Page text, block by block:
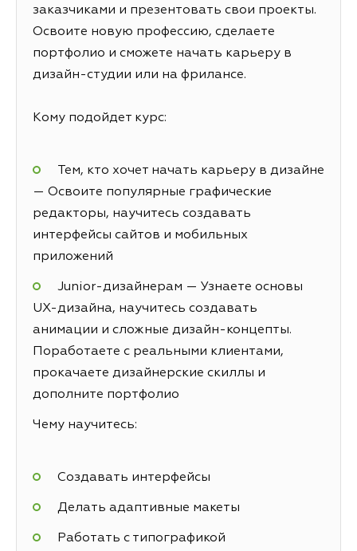
заказчиками и презентовать свои проекты.
Освоите новую профессию, сделаете
портфолио и сможете начать карьеру в
дизайн-студии или на фрилансе.
Кому подойдет курс:
Тем, кто хочет начать карьеру в дизайне
— Освоите популярные графические
редакторы, научитесь создавать
интерфейсы сайтов и мобильных
приложений
Junior-дизайнерам — Узнаете основы
UX-дизайна, научитесь создавать
анимации и сложные дизайн-концепты.
Поработаете с реальными клиентами,
прокачаете дизайнерские скиллы и
дополните портфолио
Чему научитесь:
Создавать интерфейсы
Делать адаптивные макеты
Работать с типографикой